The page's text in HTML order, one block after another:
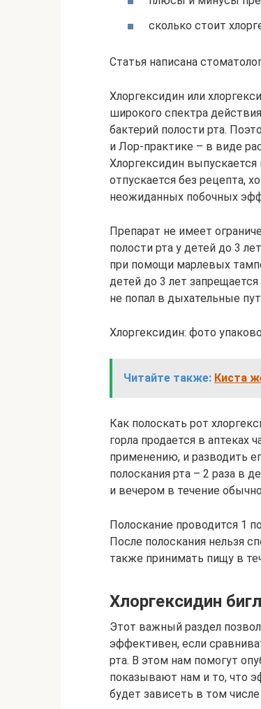
сколько стоит
Статья написана
Хлоргексидин или
широкого спектра
бактерий полости рта.
и Лор-практике – в виде
Хлоргексидин
отпускается без рецепта,
неожиданных побочных
Препарат не имеет
полости рта у детей до 3
при помощи марлевых
детей до 3 лет
не попал в дыхательные
Хлоргексидин: фото
Читайте также: Киста
Как полоскать рот
горла продается в аптеках
применению, и разводить
полоскания рта – 2 раза в
и вечером в течение
Полоскание проводится 1
После полоскания нельзя
также принимать пищу в
Хлоргексидин
Этот важный раздел
эффективен, если
рта. В этом нам помогут
показывают нам и то, что
будет зависеть в том